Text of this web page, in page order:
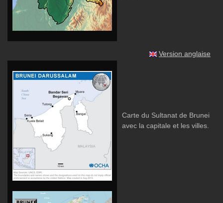
Version anglaise
Carte du Sultanat de Brunei
avec la capitale et les villes.